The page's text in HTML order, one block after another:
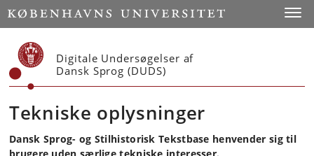
Start
Digitale Undersøgelser af
Dansk Sprog (DUDS)
Tekniske oplysninger
Dansk Sprog- og Stilhistorisk Tekstbase henvender sig til